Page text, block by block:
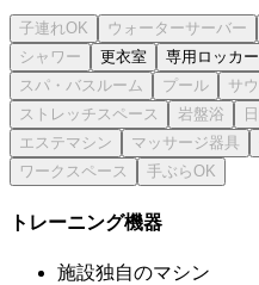
更衣室 専用ロッカー
トレーニング機器
施設独自のマシン